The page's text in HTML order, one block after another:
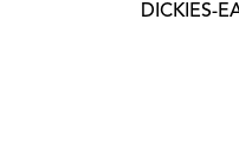
DICKIES-